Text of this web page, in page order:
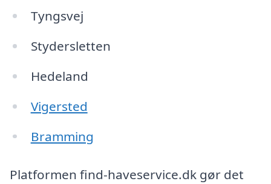
Tyngsvej
Stydersletten
Hedeland
Vigersted
Bramming
Platformen find-haveservice.dk gør det